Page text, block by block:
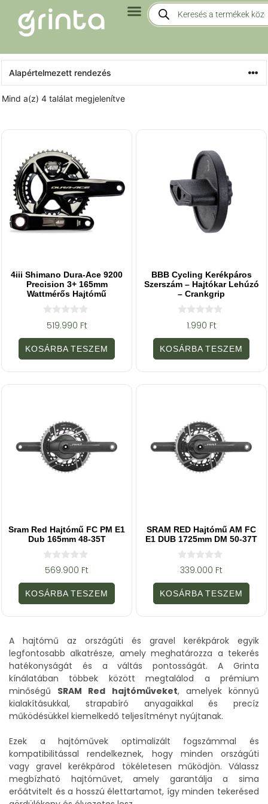
Mind a(z) 4 találat megjelenítve
4iii Shimano Dura-Ace 9200
Precision 3+ 165mm
Wattmérős Hajtómű
0
a
z
5
ő
519.990 Ft
KOSÁRBA TESZEM
BBB Cycling Kerékpáros
Szerszám – Hajtókar Lehúzó
– Crankgrip
z
5
ő
1.990 Ft
KOSÁRBA TESZEM
Sram Red Hajtómű FC PM E1
Dub 165mm 48-35T
0
a
z
5
ő
569.900 Ft
KOSÁRBA TESZEM
SRAM RED Hajtómű AM FC
E1 DUB 1725mm DM 50-37T
0
a
z
5
ő
339.000 Ft
KOSÁRBA TESZEM
A hajtómű az országúti és gravel kerékpárok egyik
legfontosabb alkatrésze, amely meghatározza a tekerés
hatékonyságát és a váltás pontosságát. A Grinta
kínálatában többek között megtalálod a prémium
minőségű SRAM Red hajtóműveket, amelyek könnyű
kialakításukkal, strapabíró anyagaikkal és precíz
működésükkel kiemelkedő teljesítményt nyújtanak.
Ezek a hajtóművek optimalizált fogszámmal és
kompatibilitással rendelkeznek, hogy minden országúti
vagy gravel kerékpárod tökéletesen működjön. Válassz
megbízható hajtóművet, amely garantálja a sima
erőátvitelt és a hosszú élettartamot, így minden tekerésed